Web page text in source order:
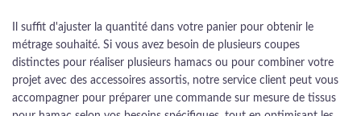
Il suffit d'ajuster la quantité dans votre panier pour obtenir le
métrage souhaité. Si vous avez besoin de plusieurs coupes
distinctes pour réaliser plusieurs hamacs ou pour combiner votre
projet avec des accessoires assortis, notre service client peut vous
accompagner pour préparer une commande sur mesure de tissus